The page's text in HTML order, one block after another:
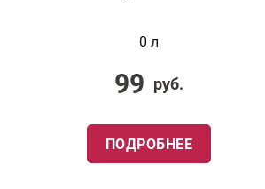
0 л
99 руб.
ПОДРОБНЕЕ